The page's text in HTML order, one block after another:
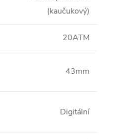
(kaučukový)
20ATM
43mm
Digitální